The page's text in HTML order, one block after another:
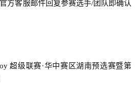
方客服邮件回复参赛选手/团队即确认
超级联赛·华中赛区湖南预选赛暨第